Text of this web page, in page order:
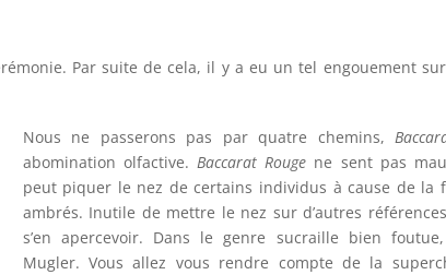
Par suite de cela, il y a eu un tel engouement
Nous ne passerons pas par quatre chemins,
abomination olfactive. Baccarat Rouge ne sent pas
peut piquer le nez de certains individus à cause de la
ambrés. Inutile de mettre le nez sur d’autres
s’en apercevoir. Dans le genre sucraille bien
Mugler. Vous allez vous rendre compte de la